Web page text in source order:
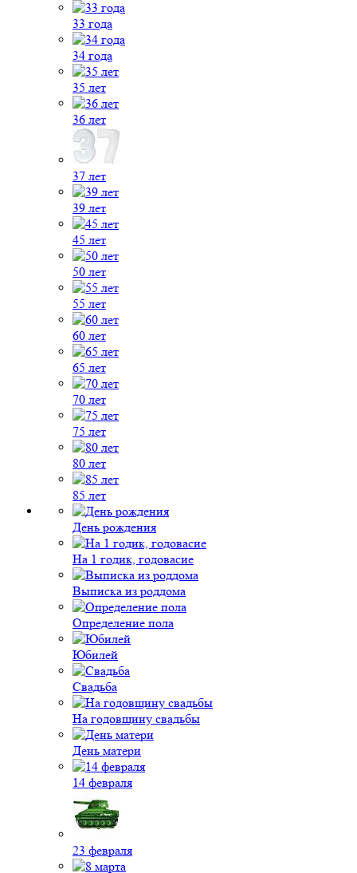
33 года
34 года
35 лет
36 лет
37 лет
39 лет
45 лет
50 лет
55 лет
60 лет
65 лет
70 лет
75 лет
80 лет
85 лет
День рождения
На 1 годик, годовасие
Выписка из роддома
Определение пола
Юбилей
Свадьба
На годовщину свадьбы
День матери
14 февраля
23 февраля